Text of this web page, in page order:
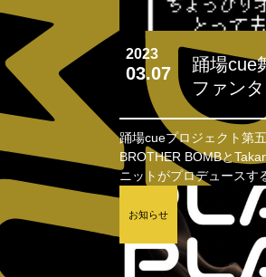
2023
03.07
踊場cue
ファン
HELLO
踊場cueプロジェクト第五弾！ 東と西の鬼才が手
BROTHER BOMBと
ニットがプロデュースす
お知らせ